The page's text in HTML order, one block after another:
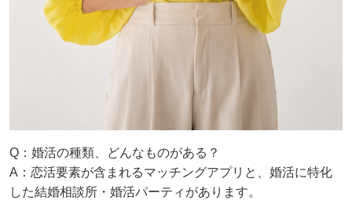
Q：婚活の種類、どんなものがある？
A：恋活要素が含まれるマッチングアプリと、婚活に特化
した結婚相談所・婚活パーティがあります。